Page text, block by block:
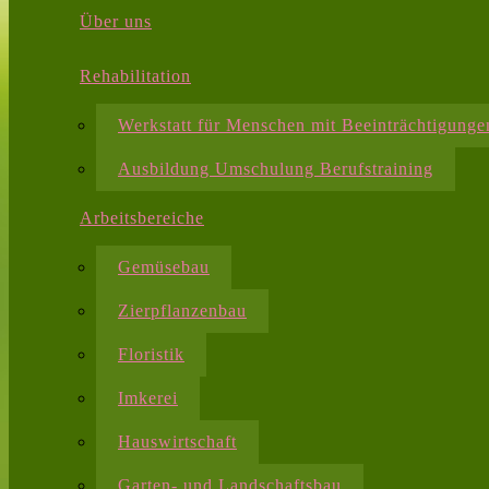
Über uns
Rehabilitation
Werkstatt für Menschen mit
Ausbildung Umschulung Berufstraining
Arbeitsbereiche
Gemüsebau
Zierpflanzenbau
Floristik
Imkerei
Hauswirtschaft
Garten- und Landschaftsbau